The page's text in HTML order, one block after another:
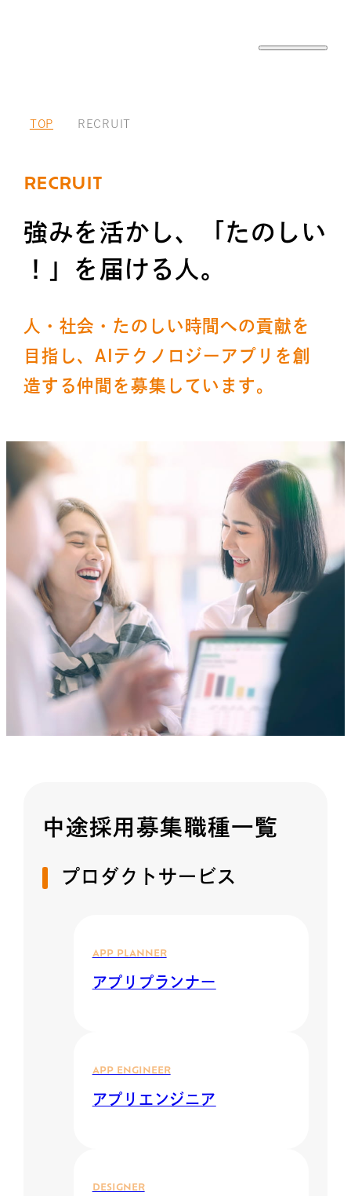
TOP RECRUIT
REC RU
強みを 活か し、 たの し い
！
」 を 届 け る 人 。
人・社会・たのしい時間への貢献を
目指し、AIテクノロジーアプリを創
造する仲間を募集しています。
中途採用募集職種一覧
プロダクトサービス
APP PLANNER
アプリプランナー
APP ENGINEER
アプリエンジニア
DESIGNER